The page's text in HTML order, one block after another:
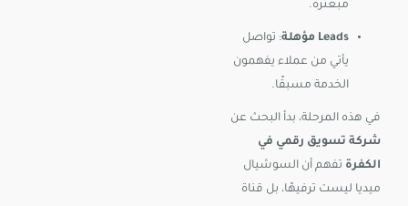
مبعثرة.
Leads مؤهلة
: تواصل
يأتي من عملاء يفهمون
الخدمة مسبقًا.
في هذه المرحلة، بدأ البحث عن
شركة تسويق رقمي في
الكفرة تفهم أن السوشيال
ميديا ليست ترفيهًا، بل قناة